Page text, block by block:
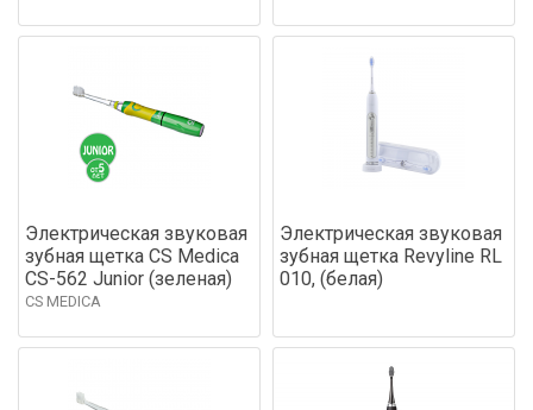
Электрическая звуковая
зубная щетка CS Medica
CS-562 Junior (зеленая)
CS MEDICA
Электрическая звуковая
зубная щетка Revyline RL
010, (белая)